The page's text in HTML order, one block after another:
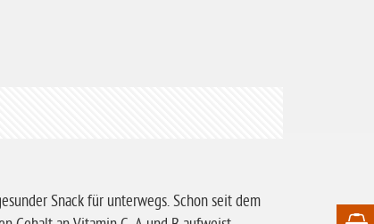
Snack für unterwegs. Schon seit dem